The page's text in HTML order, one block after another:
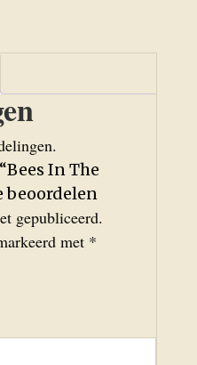
In The
beoordelen
gepubliceerd.
met *